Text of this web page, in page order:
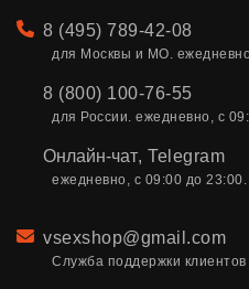
Телефон
8 (495) 789-42-08
для Москвы и МО.
8 (800) 100-76-55
для России. ежедневно, с
Онлайн-чат, Telegram
ежедневно, с 09:00 до
Email
vsexshop@gmail.com
Служба поддержки клиентов